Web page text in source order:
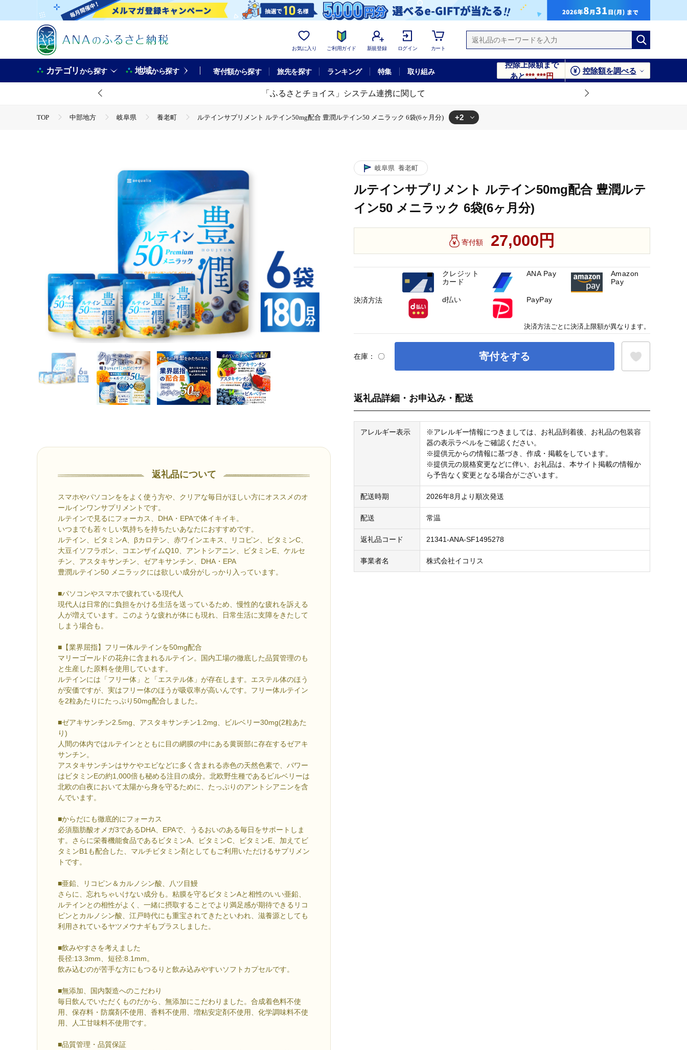
お気に入り ご利用ガイド 新規登録 ログイン カート
カテゴリから探す 地域から探す 寄付額から探す 旅先を探す ランキング 特集 取り組み
控除上限額まで
あと***,***円
控除額を調べる
「ふるさとチョイス」システム連携に関して
TOP 中部地方 岐阜県 養老町 ルテインサプリメント ルテイン50mg配合 豊潤ルテイン50 メニラック 6袋(6ヶ月分) +2
返礼品について
スマホやパソコンををよく使う方や、クリアな毎日がほしい方にオススメのオ
ールインワンサプリメントです。
ルテインで見るにフォーカス、DHA・EPAで体イキイキ。
いつまでも若々しい気持ちを持ちたいあなたにおすすめです。
ルテイン、ビタミンA、βカロテン、赤ワインエキス、リコピン、ビタミンC、
大豆イソフラボン、コエンザイムQ10、アントシアニン、ビタミンE、ケルセ
チン、アスタキサンチン、ゼアキサンチン、DHA・EPA
豊潤ルテイン50 メニラックには欲しい成分がしっかり入っています。
■パソコンやスマホで疲れている現代人
現代人は日常的に負担をかける生活を送っているため、慢性的な疲れを訴える
人が増えています。このような疲れが体にも現れ、日常生活に支障をきたして
しまう場合も。
■【業界屈指】フリー体ルテインを50mg配合
マリーゴールドの花弁に含まれるルテイン。国内工場の徹底した品質管理のも
と生産した原料を使用しています。
ルテインには「フリー体」と「エステル体」が存在します。エステル体のほう
が安価ですが、実はフリー体のほうが吸収率が高いんです。フリー体ルテイン
を2粒あたりにたっぷり50mg配合しました。
■ゼアキサンチン2.5mg、アスタキサンチン1.2mg、ビルベリー30mg(2粒あた
り)
人間の体内ではルテインとともに目の網膜の中にある黄斑部に存在するゼアキ
サンチン。
アスタキサンチンはサケやエビなどに多く含まれる赤色の天然色素で、パワー
はビタミンEの約1,000倍も秘める注目の成分。北欧野生種であるビルベリーは
北欧の白夜において太陽から身を守るために、たっぷりのアントシアニンを含
んでいます。
■からだにも徹底的にフォーカス
必須脂肪酸オメガ3であるDHA、EPAで、うるおいのある毎日をサポートしま
す。さらに栄養機能食品であるビタミンA、ビタミンC、ビタミンE、加えてビ
タミンB1も配合した、マルチビタミン剤としてもご利用いただけるサプリメン
トです。
■亜鉛、リコピン＆カルノシン酸、八ツ目鰻
さらに、忘れちゃいけない成分も。粘膜を守るビタミンAと相性のいい亜鉛、
ルテインとの相性がよく、一緒に摂取することでより満足感が期待できるリコ
ピンとカルノシン酸、江戸時代にも重宝されてきたといわれ、滋養源としても
利用されているヤツメウナギもプラスしました。
■飲みやすさを考えました
長径:13.3mm、短径:8.1mm。
飲み込むのが苦手な方にもつるりと飲み込みやすいソフトカプセルです。
■無添加、国内製造へのこだわり
毎日飲んでいただくものだから、無添加にこだわりました。合成着色料不使
用、保存料・防腐剤不使用、香料不使用、増粘安定剤不使用、化学調味料不使
用、人工甘味料不使用です。
■品質管理・品質保証
岐阜県 養老町
ルテインサプリメント ルテイン50mg配合 豊潤ルテ
イン50 メニラック 6袋(6ヶ月分)
寄付額 27,000円
在庫： 〇 寄付をする
返礼品詳細・お申込み・配送
アレルギー表示
※アレルギー情報につきましては、お礼品到着後、お礼品の包装容
器の表示ラベルをご確認ください。
※提供元からの情報に基づき、作成・掲載をしています。
※提供元の規格変更などに伴い、お礼品は、本サイト掲載の情報か
ら予告なく変更となる場合がございます。
配送時期 2026年8月より順次発送
配送 常温
返礼品コード 21341-ANA-SF1495278
事業者名 株式会社イコリス
決済方法
クレジット
カード
ANA Pay
Amazon
Pay
d払い PayPay
決済方法ごとに決済上限額が異なります。